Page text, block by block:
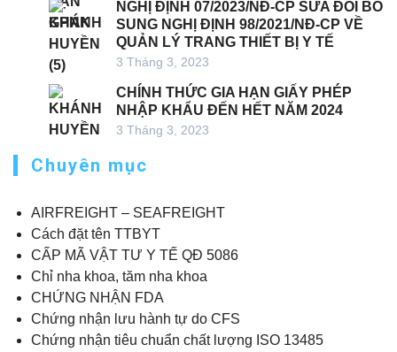
NGHỊ ĐỊNH 07/2023/NĐ-CP SỬA ĐỔI BỔ
SUNG NGHỊ ĐỊNH 98/2021/NĐ-CP VỀ
QUẢN LÝ TRANG THIẾT BỊ Y TẾ
3 Tháng 3, 2023
CHÍNH THỨC GIA HẠN GIẤY PHÉP
NHẬP KHẨU ĐẾN HẾT NĂM 2024
3 Tháng 3, 2023
Chuyên mục
AIRFREIGHT – SEAFREIGHT
Cách đặt tên TTBYT
CẤP MÃ VẬT TƯ Y TẾ QĐ 5086
Chỉ nha khoa, tăm nha khoa
CHỨNG NHẬN FDA
Chứng nhận lưu hành tự do CFS
Chứng nhận tiêu chuẩn chất lượng ISO 13485